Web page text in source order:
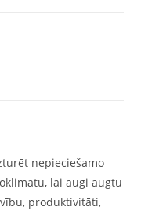
nepieciešamo
lai augi augtu
produktivitāti,